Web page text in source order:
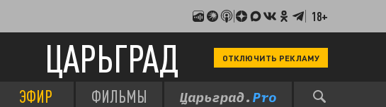
18+
ЦАРЬГРАД ОТКЛЮЧИТЬ РЕКЛАМУ
ЭФИР ФИЛЬМЫ